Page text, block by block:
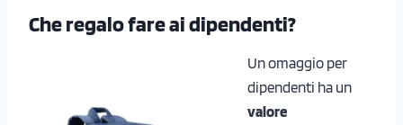
Che regalo fare ai dipendenti?
Un omaggio per
dipendenti ha un
valore